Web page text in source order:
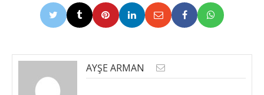
AYŞE ARMAN